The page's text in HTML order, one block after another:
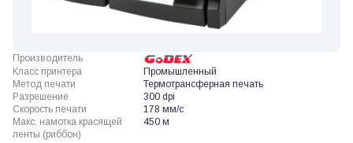
Производитель
Класс принтера
Промышленный
Метод печати
Термотрансферная печать
Разрешение
300 dpi
Скорость печати
178 мм/с
Макс. намотка красящей
ленты (риббон)
450 м